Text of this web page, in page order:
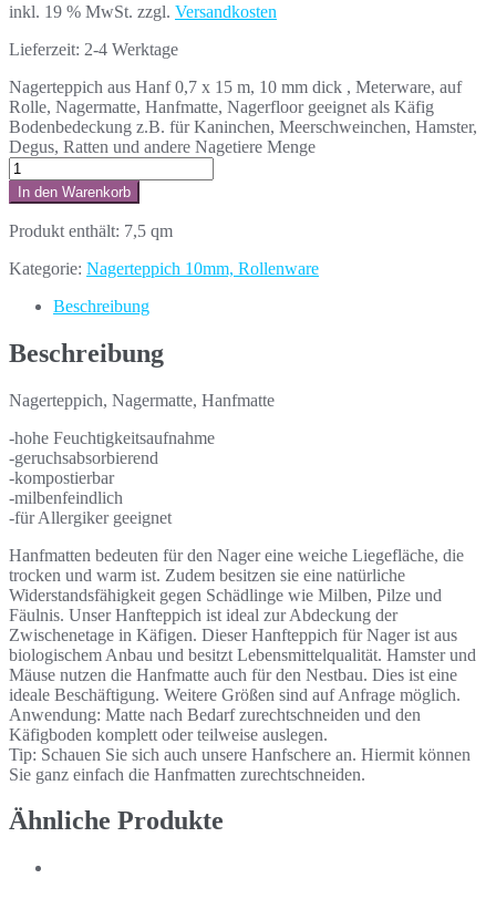
inkl. 19 % MwSt. zzgl. Versandkosten
Lieferzeit: 2-4 Werktage
Nagerteppich aus Hanf 0,7 x 15 m, 10 mm dick , Meterware, auf
Rolle, Nagermatte, Hanfmatte, Nagerfloor geeignet als Käfig
Bodenbedeckung z.B. für Kaninchen, Meerschweinchen, Hamster,
Degus, Ratten und andere Nagetiere Menge
In den Warenkorb
Produkt enthält: 7,5 qm
Kategorie: Nagerteppich 10mm, Rollenware
Beschreibung
Beschreibung
Nagerteppich, Nagermatte, Hanfmatte
-hohe Feuchtigkeitsaufnahme
-geruchsabsorbierend
-kompostierbar
-milbenfeindlich
-für Allergiker geeignet
Hanfmatten bedeuten für den Nager eine weiche Liegefläche, die
trocken und warm ist. Zudem besitzen sie eine natürliche
Widerstandsfähigkeit gegen Schädlinge wie Milben, Pilze und
Fäulnis. Unser Hanfteppich ist ideal zur Abdeckung der
Zwischenetage in Käfigen. Dieser Hanfteppich für Nager ist aus
biologischem Anbau und besitzt Lebensmittelqualität. Hamster und
Mäuse nutzen die Hanfmatte auch für den Nestbau. Dies ist eine
ideale Beschäftigung. Weitere Größen sind auf Anfrage möglich.
Anwendung: Matte nach Bedarf zurechtschneiden und den
Käfigboden komplett oder teilweise auslegen.
Tip: Schauen Sie sich auch unsere Hanfschere an. Hiermit können
Sie ganz einfach die Hanfmatten zurechtschneiden.
Ähnliche Produkte